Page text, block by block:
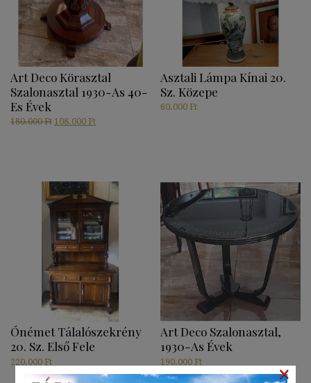
Art Deco Körasztal
Szalonasztal 1930-As 40-
Es Évek
180.000Ft Original
108.000 FtCurrent
Asztali Lámpa Kínai 20.
Sz. Közepe
60.000 Ft
Ónémet Tálalószekrény
20. Sz. Első Fele
220.000 Ft
Art Deco Szalonasztal,
1930-As Évek
190.000 Ft
×